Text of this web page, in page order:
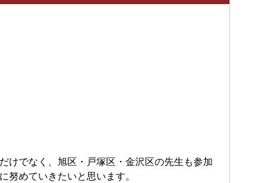
けでなく、旭区・戸塚区・金沢区の先生も参加
努めていきたいと思います。